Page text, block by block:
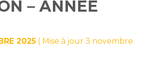
– ANNÉE
2025 ( Mise à jour 3 novembre